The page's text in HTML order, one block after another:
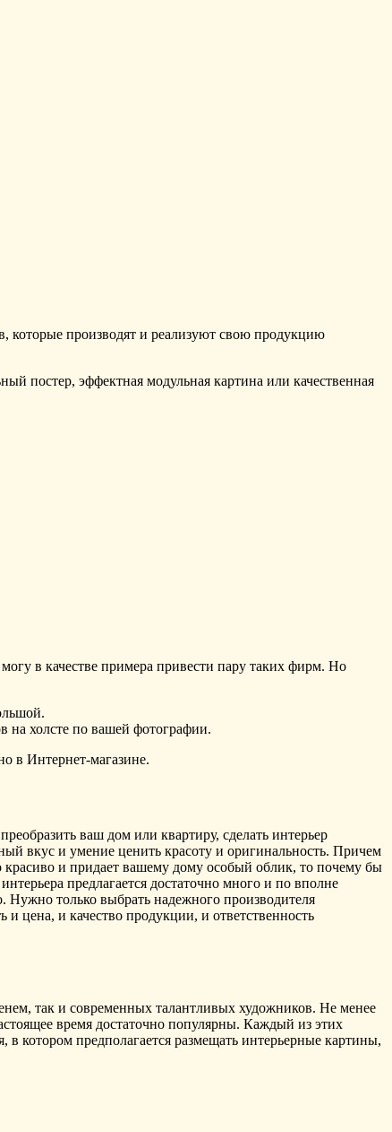
которые производят и реализуют свою продукцию
постер, эффектная модульная картина или качественная
в качестве примера привести пару таких фирм. Но
на холсте по вашей фотографии.
в Интернет-магазине.
ваш дом или квартиру, сделать интерьер
вкус и умение ценить красоту и оригинальность. Причем
красиво и придает вашему дому особый облик, то почему бы
предлагается достаточно много и по вполне
Нужно только выбрать надежного производителя
цена, и качество продукции, и ответственность
так и современных талантливых художников. Не менее
время достаточно популярны. Каждый из этих
котором предполагается размещать интерьерные картины,